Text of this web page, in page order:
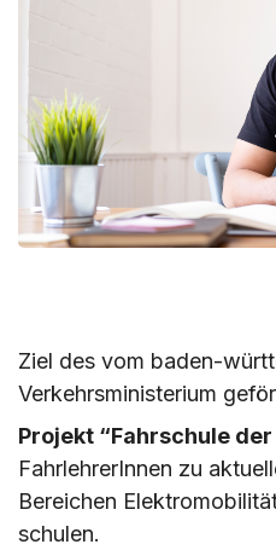
Ziel des vom baden-
Verkehrsministerium
Projekt “Fahrschule
FahrlehrerInnen zu
Bereichen
schulen.